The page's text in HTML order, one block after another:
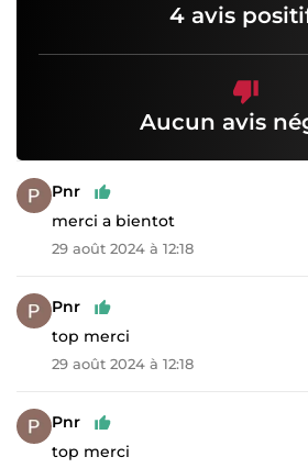
4 avis
Aucun avis
Pnr
merci a bientot
29 août 2024 à 12:18
Pnr
top merci
29 août 2024 à 12:18
Pnr
top merci